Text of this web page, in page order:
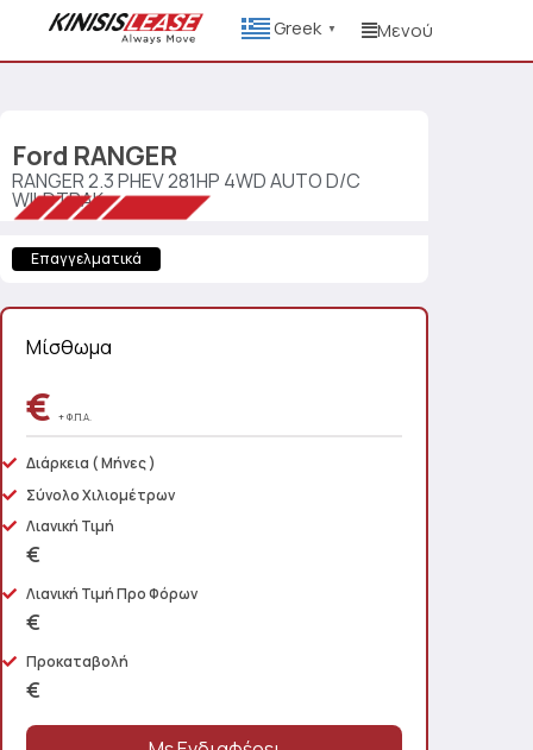
Greek ▼ Μενού
Ford RANGER
RANGER 2.3 PHEV 281HP 4WD AUTO D/C
WILDTRAK
Επαγγελματικά
Μίσθωμα
€ + Φ.Π.Α.
Διάρκεια ( Μήνες )
Σύνολο Χιλιομέτρων
Λιανική Τιμή
€
Λιανική Τιμή Προ Φόρων
€
Προκαταβολή
€